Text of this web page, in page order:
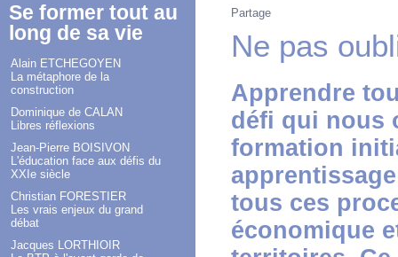
Se former tout au
long de sa vie
Alain ETCHEGOYEN
La métaphore de la
construction
Dominique de CALAN
Libres réflexions
Jean-Pierre BOISIVON
L'éducation face aux défis du
XXIe siècle
Christian FORESTIER
Les vrais enjeux du grand
débat
Jacques LORTHIOIR
Partage
Ne pas
Apprendre
défi qui nous
formation
tous ces
économique